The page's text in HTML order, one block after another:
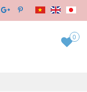
0